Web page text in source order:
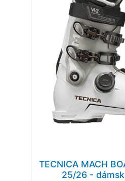
TECNICA MACH
25/26 -